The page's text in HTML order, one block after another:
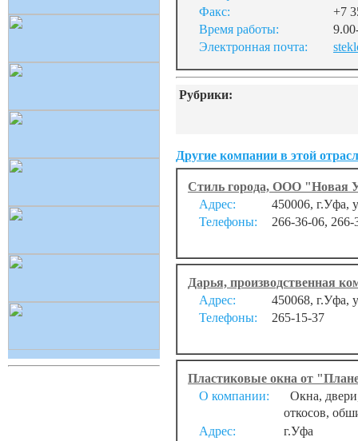
Факс:
+7
Время работы:
Электронная почта:
Рубрики:
Другие компании в этой
Стиль города, ООО "Новая
Адрес:
450006, г.Уфа,
Телефоны:
266-36-06, 266-
Дарья, производственная
Адрес:
450068, г.Уфа,
Телефоны:
265-15-37
Пластиковые окна от
О компании:
Окна,
откосов,
Адрес:
г.Уфа